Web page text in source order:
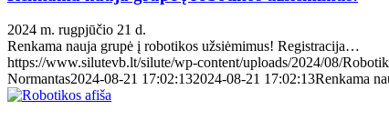
2024 m. rugpjūčio 21 d.
Renkama nauja grupė į robotikos užsiėmimus! Registracija…
https://www.silutevb.lt/silute/wp-content/uploads/2024/08/
Normantas2024-08-21 17:02:132024-08-21 17:02:13Renkama